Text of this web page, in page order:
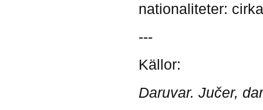
nationaliteter:
---
Källor:
Daruvar. Jučer,